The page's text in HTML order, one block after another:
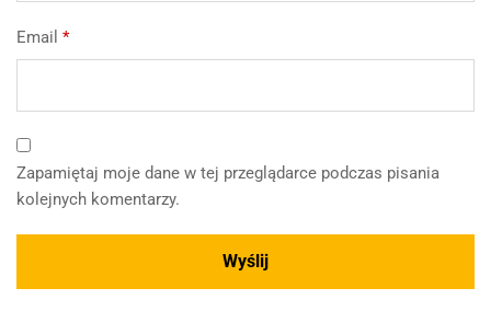
Email *
Zapamiętaj moje dane w tej przeglądarce podczas pisania
kolejnych komentarzy.